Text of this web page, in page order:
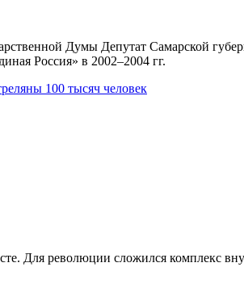
Думы Депутат Самарской
Россия» в 2002–2004 гг.
100 тысяч человек
Для революции сложился комплекс